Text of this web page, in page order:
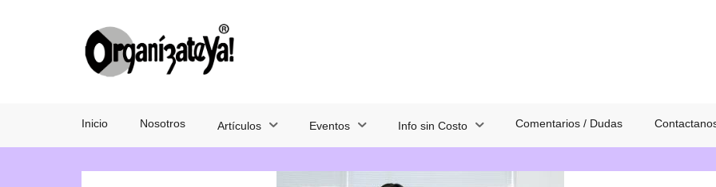
Inicio Nosotros Artículos Eventos Info sin Costo Comentarios / Dudas